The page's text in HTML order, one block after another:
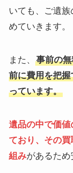
いても、ご遺
めていきます。
また、 事前の
前に費用を把
っています。
遺品の中で価
ており、その
組みがあるため